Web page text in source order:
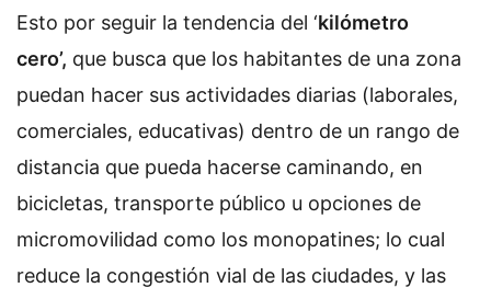
Esto por seguir la tendencia del ‘kilómetro
cero’, que busca que los habitantes de una zona
puedan hacer sus actividades diarias (laborales,
comerciales, educativas) dentro de un rango de
distancia que pueda hacerse caminando, en
bicicletas, transporte público u opciones de
micromovilidad como los monopatines; lo cual
reduce la congestión vial de las ciudades, y las